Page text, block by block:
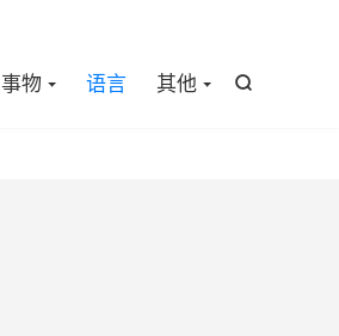

事物 语言 其他